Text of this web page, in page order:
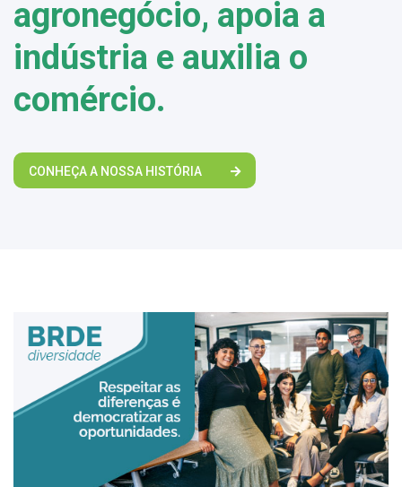
agronegócio, apoia a
indústria e auxilia o
comércio.
CONHEÇA A NOSSA HISTÓRIA